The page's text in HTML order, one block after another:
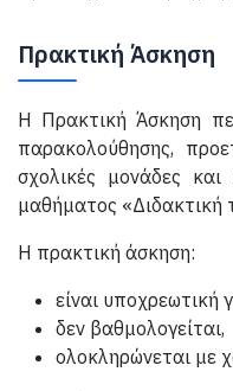
Πρακτική Άσκηση
Η Πρακτική Άσκηση
παρακολούθησης,
σχολικές μονάδες
μαθήματος «Διδακτική
Η πρακτική άσκηση:
είναι υποχρεωτική
δεν βαθμολογείται,
ολοκληρώνεται με